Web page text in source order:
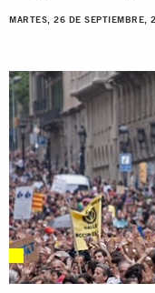
MARTES, 26 DE SEPTIEMBRE,